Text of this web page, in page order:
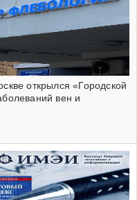
открылся «Городской
вен и